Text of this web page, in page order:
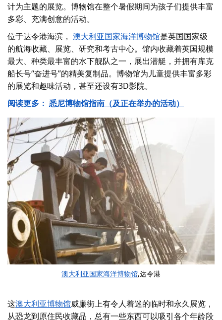
计为主题的展览。博物馆在整个暑假期间为孩子们提供丰富
多彩、充满创意的活动。
位于达令港海滨， 澳大利亚国家海洋博物馆是英国国家级
的航海收藏、展览、研究和考古中心。馆内收藏着英国规模
最大、种类最丰富的水下舰队之一，展出潜艇，并拥有库克
船长号“奋进号”的精美复制品。博物馆为儿童提供丰富多彩
的展览和趣味活动，甚至还设有3D影院。
阅读更多： 悉尼博物馆指南（及正在举办的活动）
澳大利亚国家海洋博物馆,达令港
这澳大利亚博物馆威廉街上有令人着迷的临时和永久展览，
从恐龙到原住民收藏品，总有一些东西可以吸引各个年龄段